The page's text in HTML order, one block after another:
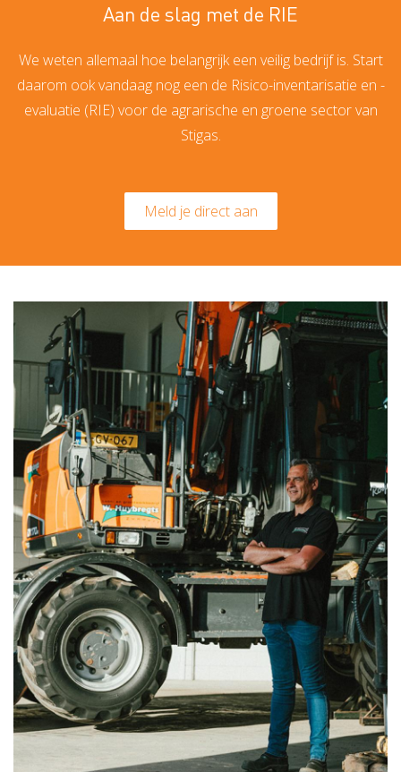
Aan de slag met de RIE
We weten allemaal hoe belangrijk een veilig bedrijf is. Start
daarom ook vandaag nog een de Risico-inventarisatie en -
evaluatie (RIE) voor de agrarische en groene sector van
Stigas.
Meld je direct aan